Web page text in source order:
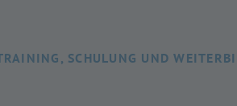
SCHULUNG UND